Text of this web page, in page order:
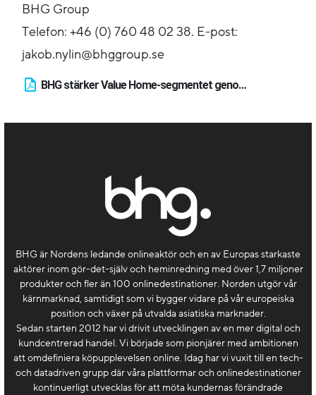
BHG Group
Telefon: +46 (0) 760 48 02 38. E-post:
jakob.nylin@bhggroup.se
BHG stärker Value Home-segmentet genom ytterligare konsolidering
BHG är Nordens ledande onlineaktör och en av Europas starkaste
aktörer inom gör-det-själv och heminredning med över 1,7 miljoner
produkter och fler än 100 onlinedestinationer. Norden utgör vår
kärnmarknad, samtidigt som vi bygger vidare på vår europeiska
position och växer på utvalda asiatiska marknader.
Sedan starten 2012 har vi drivit utvecklingen av en mer digital och
kundcentrerad handel. Vi började som pionjärer med ambitionen
att omdefiniera köpupplevelsen online. Idag har vi vuxit till en tech-
och datadriven grupp där våra plattformar och onlinedestinationer
kontinuerligt utvecklas för att möta kundernas förändrade